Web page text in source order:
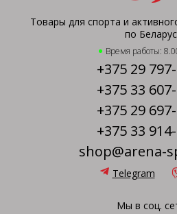
Товары для спорта и
по
Время работы:
+375 29
+375 33
+375 29
+375 33
shop@arena-
Telegram
Мы в соц.